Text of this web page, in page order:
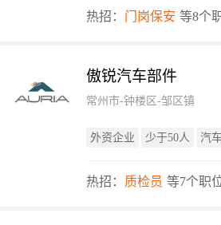
热招： 门岗保安 等8个
傲锐汽车部件
常州市-钟楼区-邹区镇
外资企业 少于50人 汽
热招： 质检员 等7个职